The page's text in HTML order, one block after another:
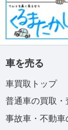
車を売る
車買取トップ
普通車の買取・
事故車・不動